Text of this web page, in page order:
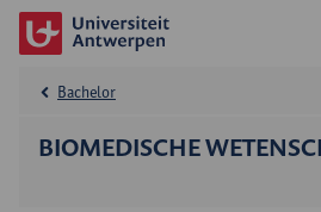
BIOMEDISCHE
Bachelor